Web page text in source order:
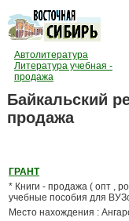
Автолитература
Литература учебная -
продажа
Байкальский
продажа
ГРАНТ
* Книги - продажа ( опт ,
учебные пособия для
Место нахождения :